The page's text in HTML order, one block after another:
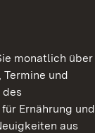
monatlich über
und
des
Ernährung und
aus